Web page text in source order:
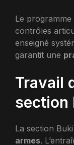
Le programme
contrôles
enseigné
garantit une
Travail
section
La section
armes.